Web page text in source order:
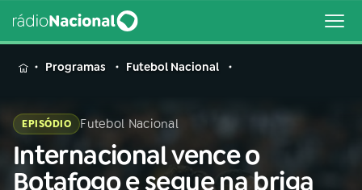
MENU
Buscar
na
Programas Futebol Nacional
EPISÓDIO Futebol Nacional
Internacional vence o
Botafogo e segue na briga